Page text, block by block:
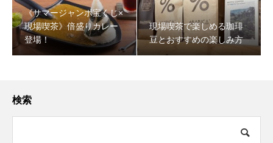
《サマージャンボ宝くじ×
現場喫茶》倍盛りカレー
登場！
現場喫茶で楽しめる珈琲
豆とおすすめの楽しみ方
検索